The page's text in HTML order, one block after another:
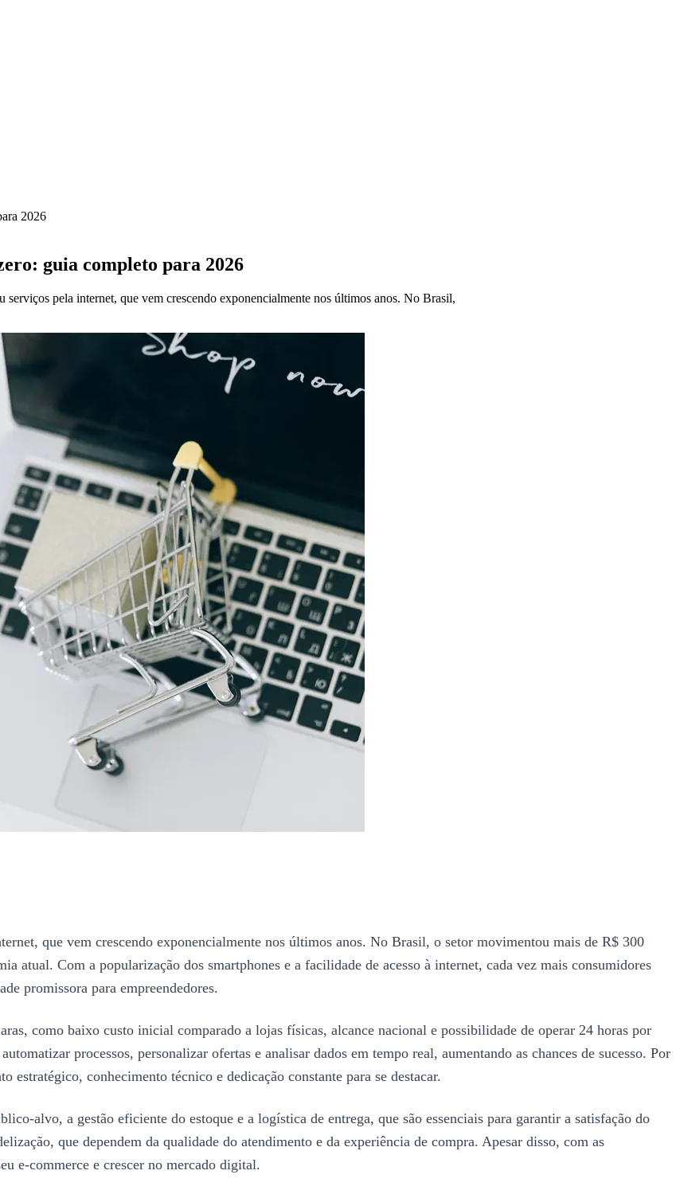
2026
guia completo para 2026
pela internet, que vem crescendo exponencialmente nos últimos anos. No Brasil,
que vem crescendo exponencialmente nos últimos anos. No Brasil, o setor movimentou mais de R$ 300
atual. Com a popularização dos smartphones e a facilidade de acesso à internet, cada vez mais consumidores
promissora para empreendedores.
como baixo custo inicial comparado a lojas físicas, alcance nacional e possibilidade de operar 24 horas por
processos, personalizar ofertas e analisar dados em tempo real, aumentando as chances de sucesso. Por
conhecimento técnico e dedicação constante para se destacar.
alvo, a gestão eficiente do estoque e a logística de entrega, que são essenciais para garantir a satisfação do
que dependem da qualidade do atendimento e da experiência de compra. Apesar disso, com as
e-commerce e crescer no mercado digital.